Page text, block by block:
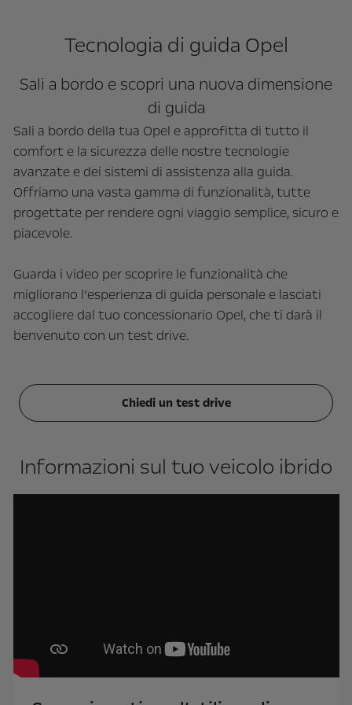
Tecnologia di guida Opel
Sali a bordo e scopri una nuova dimensione
di guida
Sali a bordo della tua Opel e approfitta di tutto il
comfort e la sicurezza delle nostre tecnologie
avanzate e dei sistemi di assistenza alla guida.
Offriamo una vasta gamma di funzionalità, tutte
progettate per rendere ogni viaggio semplice, sicuro e
piacevole.
Guarda i video per scoprire le funzionalità che
migliorano l’esperienza di guida personale e lasciati
accogliere dal tuo concessionario Opel, che ti darà il
benvenuto con un test drive.
Chiedi un test drive
Informazioni sul tuo veicolo ibrido